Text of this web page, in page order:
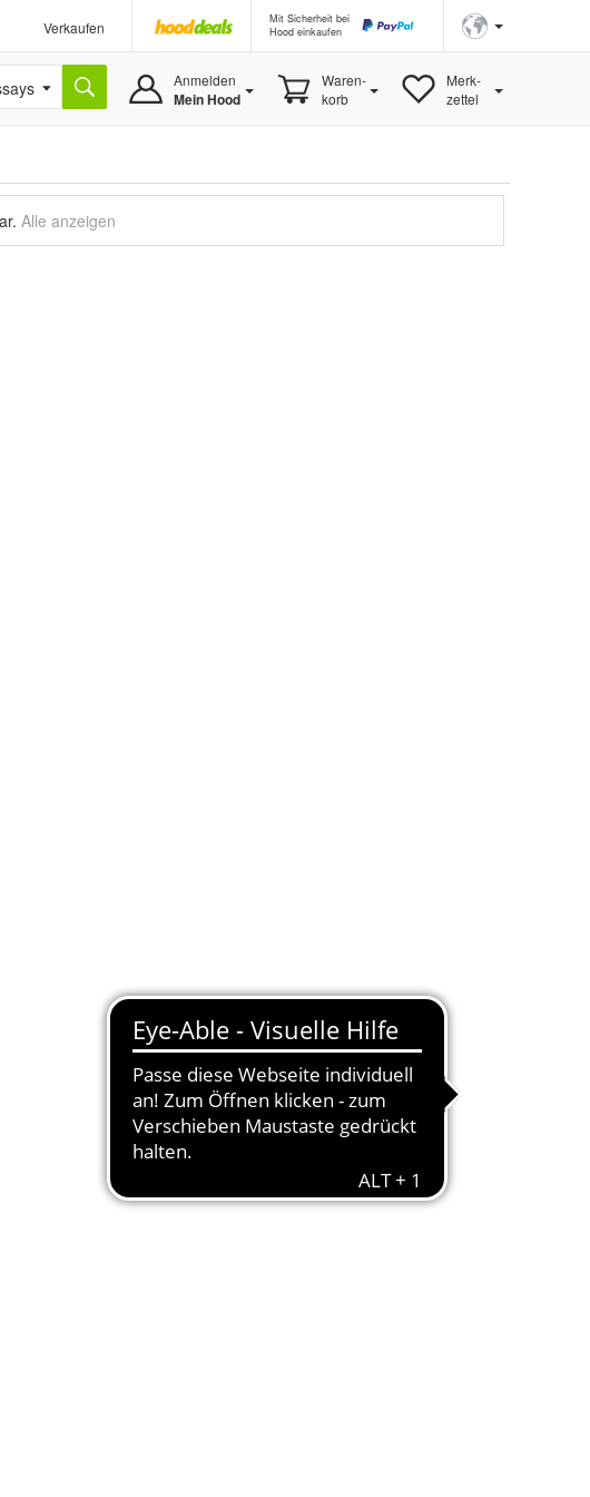
Verkaufen
Mit Sicherheit bei
Hood einkaufen
Anmelden
Mein Hood
Waren-
korb
Merk-
zettel
Alle anzeigen